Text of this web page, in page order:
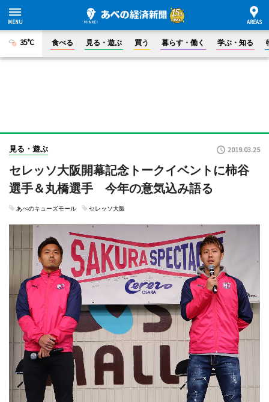
35°C 食べる 見る・遊ぶ 買う 暮らす・働く 学ぶ・知る
見る・遊ぶ 2019.03.25
セレッソ大阪開幕記念トークイベントに柿谷
選手＆丸橋選手 今年の意気込み語る
あべのキューズモール セレッソ大阪